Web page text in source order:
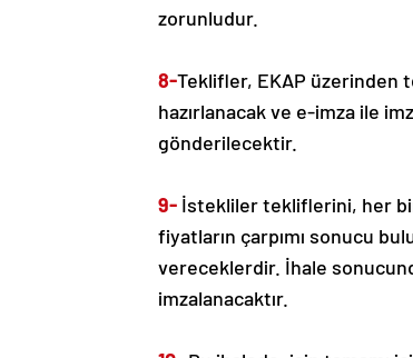
zorunludur.
8-Teklifler, EKAP üzerinden
hazırlanacak ve e-imza ile
gönderilecektir.
9- İstekliler tekliflerini, her
fiyatların çarpımı sonucu
vereceklerdir. İhale
imzalanacaktır.